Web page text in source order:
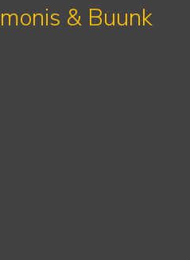
& Buunk